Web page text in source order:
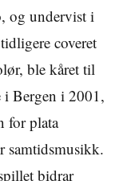
og undervist i
coveret
ble kåret til
i Bergen i 2001,
for plata
samtidsmusikk.
bidrar